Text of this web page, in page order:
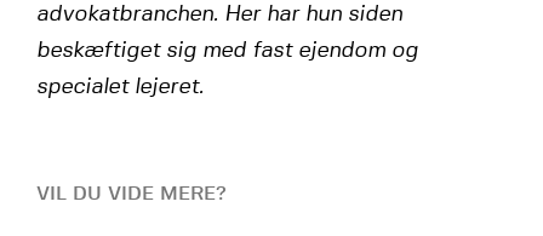
advokatbranchen. Her har hun siden
beskæftiget sig med fast ejendom og
specialet lejeret.
VIL DU VIDE MERE?